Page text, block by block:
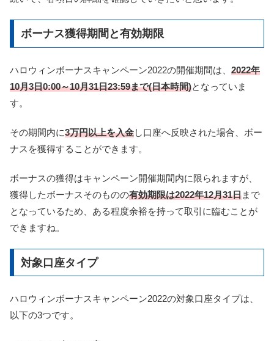
ボーナス獲得期間と有効期限
ハロウィンボーナスキャンペーン2022の開催期間は、 2022年
10月3日0:00～10月31日23:59まで(日本時間)となっていま
す。
その期間内に3万円以上を入金し口座へ反映された場合、ボー
ナスを獲得することができます。
ボーナスの獲得はキャンペーン開催期間内に限られますが、
獲得したボーナスそのものの有効期限は2022年12月31日まで
となっているため、ある程度余裕を持って取引に臨むことが
できますね。
対象口座タイプ
ハロウィンボーナスキャンペーン2022の対象口座タイプは、
以下の3つです。